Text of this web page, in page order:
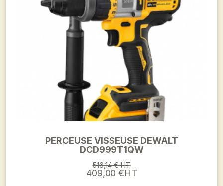
PERCEUSE VISSEUSE DEWALT
DCD999T1QW
516,14 € HT
409,00 €HT